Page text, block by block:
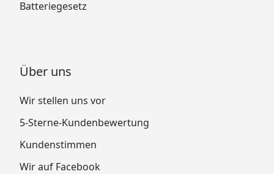
Batteriegesetz
Über uns
Wir stellen uns vor
5-Sterne-Kundenbewertung
Kundenstimmen
Wir auf Facebook